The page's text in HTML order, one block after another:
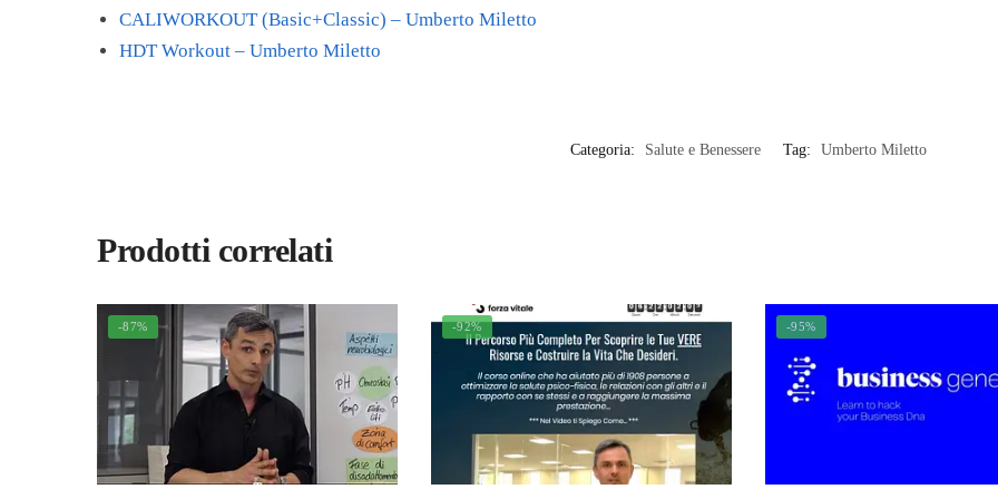
CALIWORKOUT (Basic+Classic) – Umberto Miletto
HDT Workout – Umberto Miletto
Categoria: Salute e Benessere Tag: Umberto Miletto
Prodotti correlati
-87% -92% -95%